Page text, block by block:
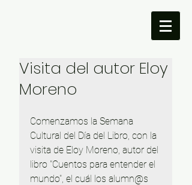
Visita del autor Eloy
Moreno
Comenzamos la Semana
Cultural del Día del Libro, con la
visita de Eloy Moreno, autor del
libro "Cuentos para entender el
mundo", el cuál los alumn@s